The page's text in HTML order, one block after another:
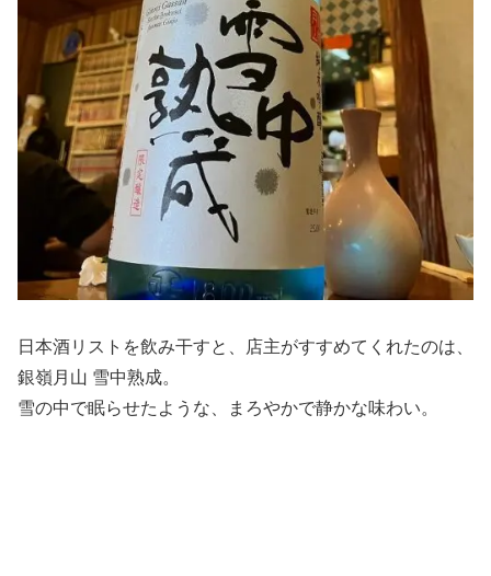
日本酒リストを飲み干すと、店主がすすめてくれたのは、
銀嶺月山 雪中熟成。
雪の中で眠らせたような、まろやかで静かな味わい。